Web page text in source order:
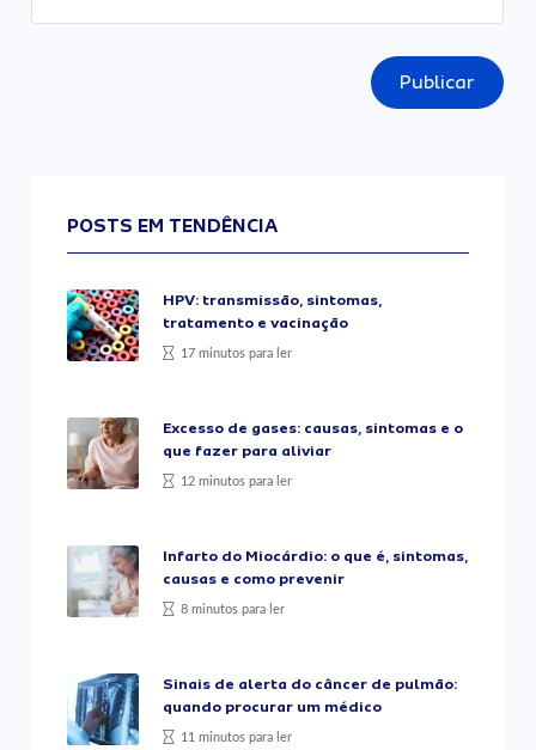
Publicar
POSTS EM TENDÊNCIA
HPV: transmissão, sintomas,
tratamento e vacinação
17 minutos para ler
Excesso de gases: causas, sintomas e o
que fazer para aliviar
12 minutos para ler
Infarto do Miocárdio: o que é, sintomas,
causas e como prevenir
8 minutos para ler
Sinais de alerta do câncer de pulmão:
quando procurar um médico
11 minutos para ler